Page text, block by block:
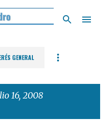
principal
GENERAL
16, 2008